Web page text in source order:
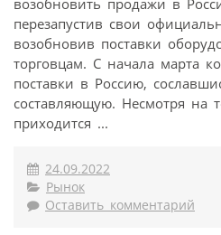
возобновить продажи в
перезапустив свои
возобновив поставки
торговцам. С начала марта
поставки в Россию,
составляющую. Несмотря на
приходится ...
24.09.2022
Рынок
Оставить комментарий